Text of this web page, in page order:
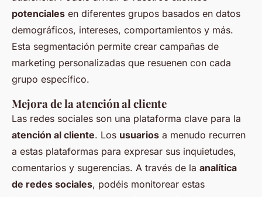
potenciales en diferentes grupos basados en datos
demográficos, intereses, comportamientos y más.
Esta segmentación permite crear campañas de
marketing personalizadas que resuenen con cada
grupo específico.
Mejora de la atención al cliente
Las redes sociales son una plataforma clave para la
atención al cliente. Los usuarios a menudo recurren
a estas plataformas para expresar sus inquietudes,
comentarios y sugerencias. A través de la analítica
de redes sociales, podéis monitorear estas